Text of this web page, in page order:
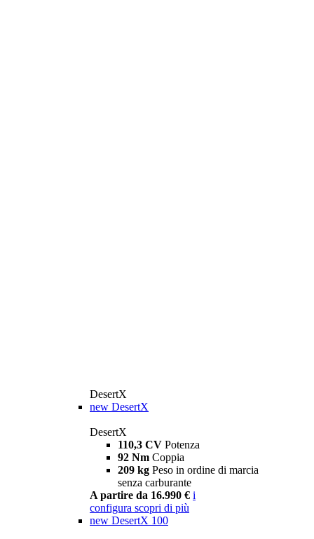
DesertX
new DesertX
DesertX
110,3 CV Potenza
92 Nm Coppia
209 kg Peso in ordine di marcia
senza carburante
A partire da 16.990 € i
configura scopri di più
new DesertX 100